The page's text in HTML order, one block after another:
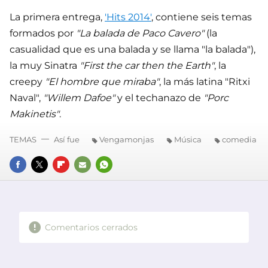
La primera entrega, 'Hits 2014', contiene seis temas
formados por "La balada de Paco Cavero"(la
casualidad que es una balada y se llama "la balada"),
la muy Sinatra "First the car then the Earth", la
creepy "El hombre que miraba", la más latina "Ritxi
Naval", "Willem Dafoe"y el techanazo de "Porc
Makinetis".
FACEBOOK
TWITTERFLIPBOARD
E-
WHATSAPP
TEMAS Así fue Vengamonjas Música comedia
Comentarios cerrados